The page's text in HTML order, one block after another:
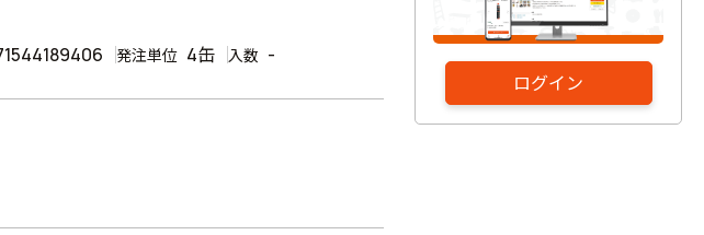
ログイン
発注単位 4缶 入数 -